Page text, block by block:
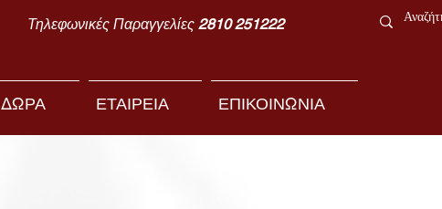
Τηλεφωνικές Παραγγελίες 2810 251222
ΔΩΡΑ ΕΤΑΙΡΕΙΑ ΕΠΙΚΟΙΝΩΝΙΑ